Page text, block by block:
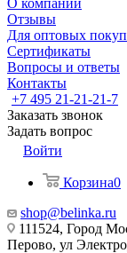
О компании
Отзывы
Для оптовых
Сертификаты
Вопросы и ответы
Контакты
+7 495 21-21-21-7
Заказать звонок
Задать вопрос
Войти
Корзина0
shop@belinka.ru
111524, Город
Перово, ул